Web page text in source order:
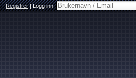
Registrer|Logg inn: